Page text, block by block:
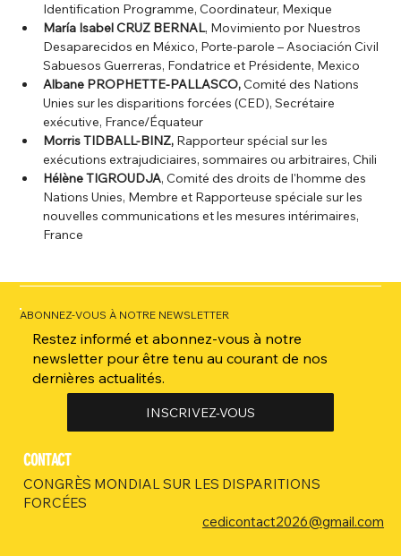
Identification Programme, Coordinateur, Mexique
María Isabel CRUZ BERNAL, Movimiento por Nuestros
Desaparecidos en México, Porte-parole – Asociación Civil
Sabuesos Guerreras, Fondatrice et Présidente, Mexico
Albane PROPHETTE-PALLASCO, Comité des Nations
Unies sur les disparitions forcées (CED), Secrétaire
exécutive, France/Équateur
Morris TIDBALL-BINZ, Rapporteur spécial sur les
exécutions extrajudiciaires, sommaires ou arbitraires, Chili
Hélène TIGROUDJA, Comité des droits de l'homme des
Nations Unies, Membre et Rapporteuse spéciale sur les
nouvelles communications et les mesures intérimaires,
France
ABONNEZ-VOUS À NOTRE NEWSLETTER
Restez informé et abonnez-vous à notre
newsletter pour être tenu au courant de nos
dernières actualités.
INSCRIVEZ-VOUS
CONTACT
CONGRÈS MONDIAL SUR LES DISPARITIONS
FORCÉES
cedicontact2026@gmail.com